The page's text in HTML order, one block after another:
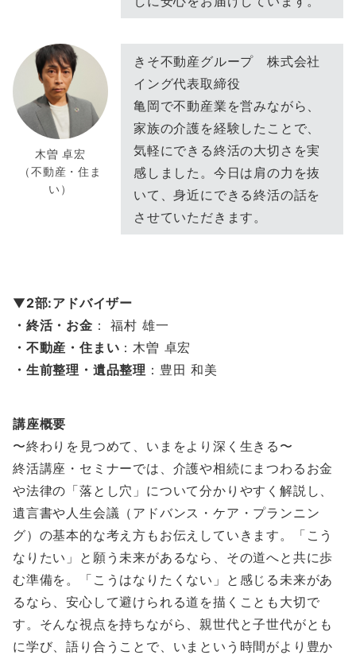
木曽 卓宏
（不動産・住ま
い）
きそ不動産グループ 株式会社
イング代表取締役
亀岡で不動産業を営みながら、
家族の介護を経験したことで、
気軽にできる終活の大切さを実
感しました。今日は肩の力を抜
いて、身近にできる終活の話を
させていただきます。
▼2部:アドバイザー
・終活・お金 ： 福村 雄一
・不動産・住まい ：木曽 卓宏
・生前整理・遺品整理 ：豊田 和美
講座概要
〜終わりを見つめて、いまをより深く生きる〜
終活講座・セミナーでは、介護や相続にまつわるお金
や法律の「落とし穴」について分かりやすく解説し、
遺言書や人生会議（アドバンス・ケア・プランニン
グ）の基本的な考え方もお伝えしていきます。「こう
なりたい」と願う未来があるなら、その道へと共に歩
む準備を。「こうはなりたくない」と感じる未来があ
るなら、安心して避けられる道を描くことも大切で
す。そんな視点を持ちながら、親世代と子世代がとも
に学び、語り合うことで、いまという時間がより豊か